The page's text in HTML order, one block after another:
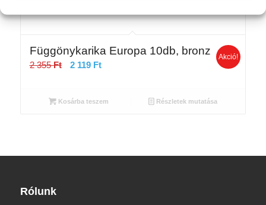
Függönykarika Europa 10db, bronz
2 355Ft
Original
2
2 119 FtCurrent
2
Akció!
Kosárba teszem Részletek mutatása
Rólunk